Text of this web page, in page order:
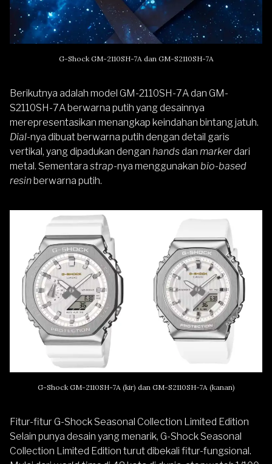
G-Shock GM-2110SH-7A dan GM-S2110SH-7A
Berikutnya adalah model GM-2110SH-7A dan GM-
S2110SH-7A berwarna putih yang desainnya
merepresentasikan menangkap keindahan bintang jatuh.
Dial-nya dibuat berwarna putih dengan detail garis
vertikal, yang dipadukan dengan handsdan markerdari
metal. Sementara strap-nya menggunakan bio-based
resinberwarna putih.
G-Shock GM-2110SH-7A (kir) dan GM-S2110SH-7A (kanan)
Fitur-fitur G-Shock Seasonal Collection Limited Edition
Selain punya desain yang menarik, G-Shock Seasonal
Collection Limited Edition turut dibekali fitur-fungsional.